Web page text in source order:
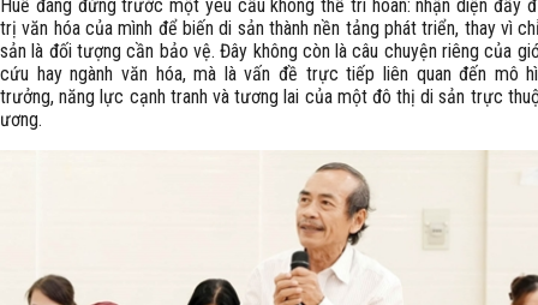
Huế đang đứng trước một yêu cầu không thể trì hoãn: nhận diện đầy
trị văn hóa của mình để biến di sản thành nền tảng phát triển, thay vì
sản là đối tượng cần bảo vệ. Đây không còn là câu chuyện riêng của
cứu hay ngành văn hóa, mà là vấn đề trực tiếp liên quan đến mô
trưởng, năng lực cạnh tranh và tương lai của một đô thị di sản trực
ương.